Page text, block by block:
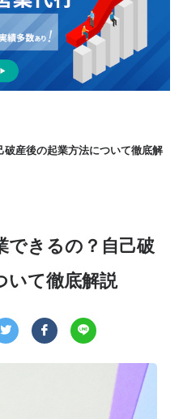
破産後の起業方法について徹底解
できるの？自己破
いて徹底解説